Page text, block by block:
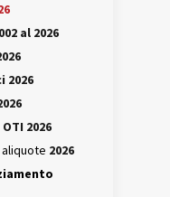
al 2026
2026
2026
aliquote 2026